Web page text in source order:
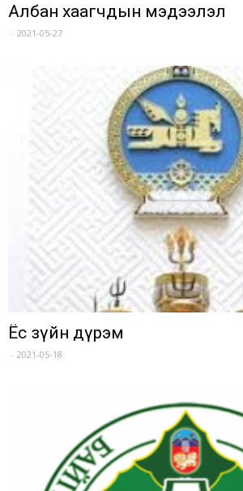
Албан хаагчдын мэдээлэл
- 2021-05-27
Ёс зүйн дүрэм
- 2021-05-18